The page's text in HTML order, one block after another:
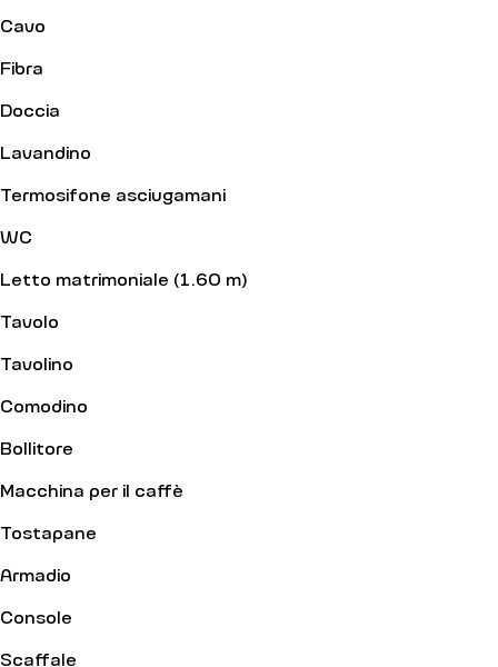
Cavo
Fibra
Doccia
Lavandino
Termosifone asciugamani
WC
Letto matrimoniale (1.60 m)
Tavolo
Tavolino
Comodino
Bollitore
Macchina per il caffè
Tostapane
Armadio
Console
Scaffale